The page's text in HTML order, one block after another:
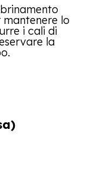
lo
i cali di
la